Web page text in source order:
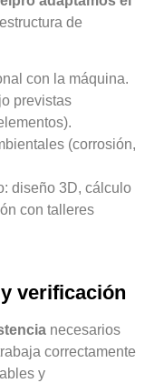
de
con la máquina.
previstas
(corrosión,
diseño 3D, cálculo
con talleres
verificación
necesarios
correctamente
y